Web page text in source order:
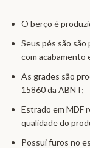
O berço é
Seus pés são
com acabamento
As grades são
15860 da ABNT;
Estrado em MDF
qualidade do
Possui furos no